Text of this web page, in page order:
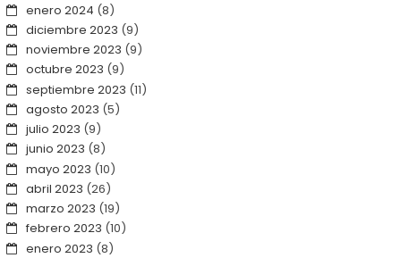
enero 2024 (8)
diciembre 2023 (9)
noviembre 2023 (9)
octubre 2023 (9)
septiembre 2023 (11)
agosto 2023 (5)
julio 2023 (9)
junio 2023 (8)
mayo 2023 (10)
abril 2023 (26)
marzo 2023 (19)
febrero 2023 (10)
enero 2023 (8)